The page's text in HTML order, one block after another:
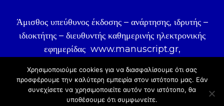
Άμισθος υπεύθυνος έκδοσης – ανάρτησης, ιδρυτής –
ιδιοκτήτης – διευθυντής καθημερινής ηλεκτρονικής
εφημερίδας www.manuscript.gr,
© 2020 |COSMOTE NewSite4U
Χρησιμοποιούμε cookies για να διασφαλίσουμε ότι σας
προσφέρουμε την καλύτερη εμπειρία στον ιστότοπo μας. Εάν
συνεχίσετε να χρησιμοποιείτε αυτόν τον ιστότοπο, θα
υποθέσουμε ότι συμφωνείτε.